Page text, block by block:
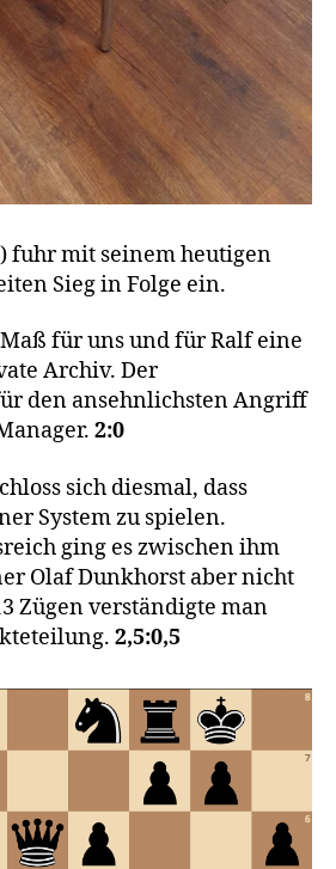
fuhr mit seinem heutigen
Sieg in Folge ein.
für uns und für Ralf eine
Archiv. Der
den ansehnlichsten Angriff
2:0
sich diesmal, dass
System zu spielen.
ging es zwischen ihm
Olaf Dunkhorst aber nicht
Zügen verständigte man
2,5:0,5